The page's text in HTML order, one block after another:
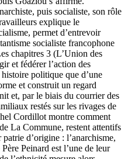
puis socialiste, son rôle
explique le
permet d’entrevoir
socialiste francophone
chapitres 3 (L’Union des
et fédérer l’action des
politique que d’une
et construit un regard
et, par le biais du courrier des
restés sur les rivages de
Cordillot montre comment
La Commune, restent attentifs
d’origine : l’anarchisme,
Peinard est l’une de leur